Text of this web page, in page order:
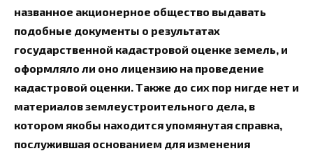
названное акционерное общество выдавать
подобные документы о результатах
государственной кадастровой оценке земель, и
оформляло ли оно лицензию на проведение
кадастровой оценки. Также до сих пор нигде нет и
материалов землеустроительного дела, в
котором якобы находится упомянутая справка,
послужившая основанием для изменения